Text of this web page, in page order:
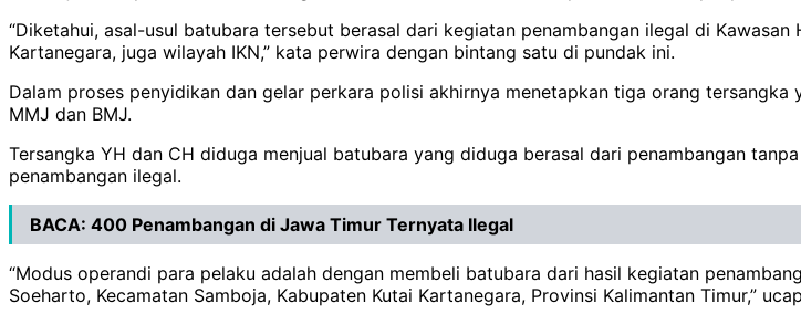
“Diketahui, asal-usul batubara tersebut berasal dari kegiatan penambangan ilegal di
Kartanegara, juga wilayah IKN,” kata perwira dengan bintang satu di pundak ini.
Dalam proses penyidikan dan gelar perkara polisi akhirnya menetapkan tiga orang
MMJ dan BMJ.
Tersangka YH dan CH diduga menjual batubara yang diduga berasal dari penambangan
penambangan ilegal.
BACA: 400 Penambangan di Jawa Timur Ternyata Ilegal
“Modus operandi para pelaku adalah dengan membeli batubara dari hasil kegiatan
Soeharto, Kecamatan Samboja, Kabupaten Kutai Kartanegara, Provinsi Kalimantan Timur,”